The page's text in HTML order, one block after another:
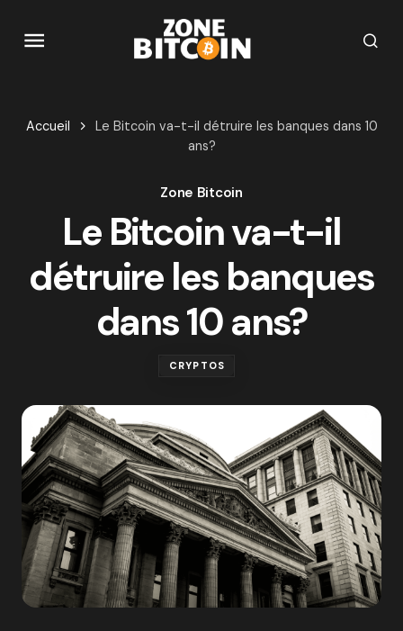
Accueil
Le Bitcoin va-t-il détruire les banques dans 10
ans?
Zone Bitcoin
Le Bitcoin va-t-il
détruire les banques
dans 10 ans?
CRYPTOS